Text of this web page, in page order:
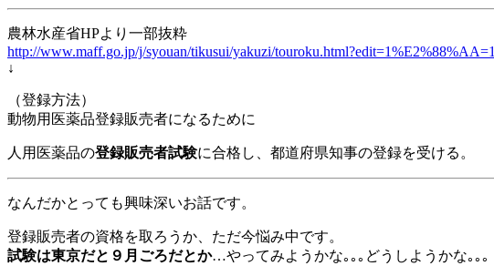
農林水産省HPより一部抜粋
http://www.maff.go.jp/j/syouan/tikusui/yakuzi/touroku.html?edit=1%E2%88%AA=1
↓
（登録方法）
動物用医薬品登録販売者になるために
人用医薬品の登録販売者試験に合格し、都道府県知事の登録を受ける。
なんだかとっても興味深いお話です。
登録販売者の資格を取ろうか、ただ今悩み中です。
試験は東京だと９月ごろだとか…やってみようかな｡｡｡どうしようかな｡｡｡